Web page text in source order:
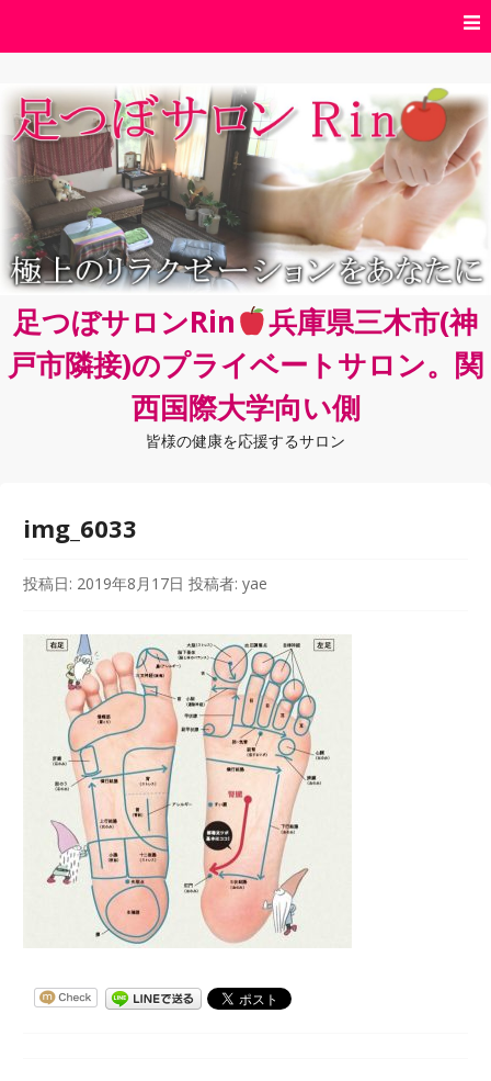
ン
ツ
へ
ス
キ
ッ
プ
足つぼサロンRin
兵庫県三木市(神
戸市隣接)のプライベートサロン。関
西国際大学向い側
皆様の健康を応援するサロン
img_6033
投稿日: 2019年8月17日 投稿者:yae